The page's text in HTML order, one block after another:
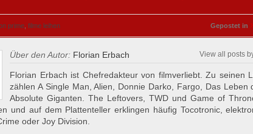
prime filme leihen Gepostet in
Über den Autor: Florian Erbach View all posts
Florian Erbach ist Chefredakteur von filmverliebt. Zu seinen
zählen A Single Man, Alien, Donnie Darko, Fargo, Das Leben
Absolute Giganten. The Leftovers, TWD und Game of
und auf dem Plattenteller erklingen häufig Tocotronic,
oder Joy Division.